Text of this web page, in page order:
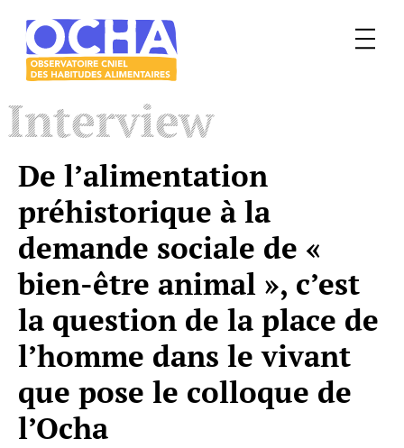
Menu
mangeur
Ocha
Interview
De l’alimentation
préhistorique à la
demande sociale de «
bien-être animal », c’est
la question de la place de
l’homme dans le vivant
que pose le colloque de
l’Ocha